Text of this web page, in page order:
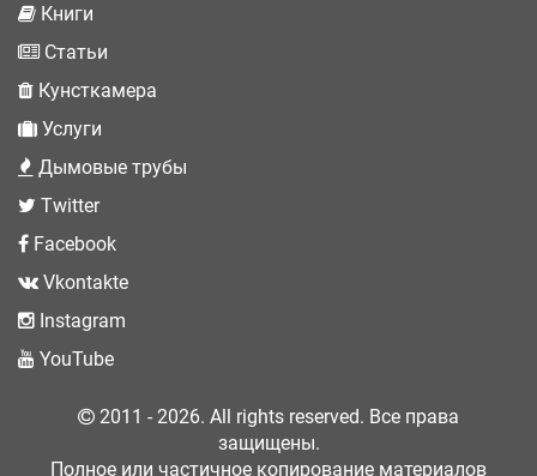
Книги
Статьи
Кунсткамера
Услуги
Дымовые трубы
Twitter
Facebook
Vkontakte
Instagram
YouTube
2011 - 2026. All rights reserved. Все права
защищены.
Полное или частичное копирование материалов